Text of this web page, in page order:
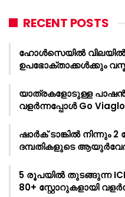
RECENT POSTS
ഹോൾസെയിൽ വിലയിൽ
ഉപഭോക്താക്കൾക്കും
യാത്രകളോടുള്ള പാഷൻ
വളർന്നപ്പോൾ Go
ഷാർക്‌ ടാങ്കിൽ നിന്നും
ദമ്പതികളുടെ
5 രൂപയിൽ തുടങ്ങുന്ന
80+ സ്റ്റോറുകളായി